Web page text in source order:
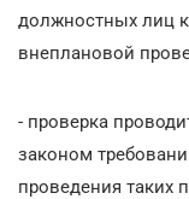
должностных лиц
внеплановой
- проверка
законом
проведения таких